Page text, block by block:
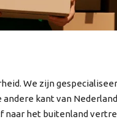
We zijn
andere kant van
naar het buitenland